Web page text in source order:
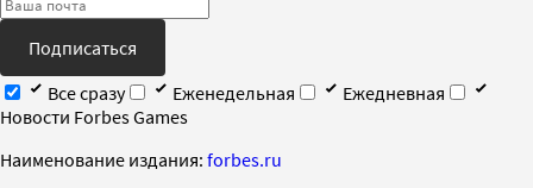
Подписаться
Все сразу
Еженедельная
Ежедневная
Новости Forbes Games
Наименование издания: forbes.ru